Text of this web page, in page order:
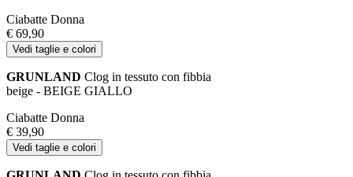
Ciabatte Donna
€ 69,90
Vedi taglie e colori
GRUNLAND Clog in tessuto con fibbia
beige - BEIGE GIALLO
Ciabatte Donna
€ 39,90
Vedi taglie e colori